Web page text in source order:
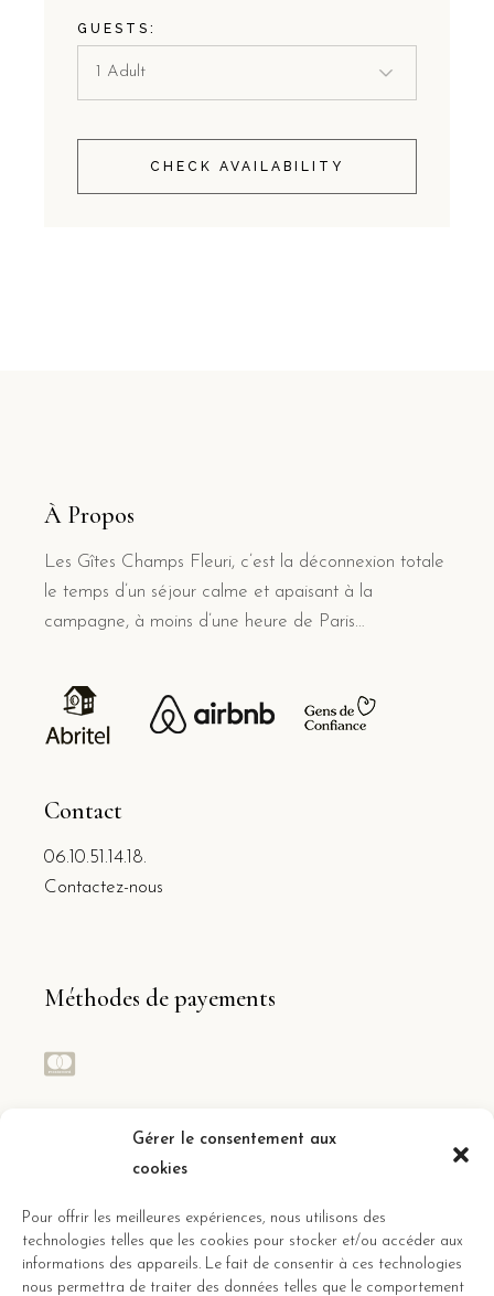
Gérer le consentement aux
cookies
Pour offrir les meilleures expériences, nous utilisons des
technologies telles que les cookies pour stocker et/ou accéder aux
informations des appareils. Le fait de consentir à ces technologies
nous permettra de traiter des données telles que le comportement
GUESTS:
CHECK AVAILABILITY
À Propos
Les Gîtes Champs Fleuri, c’est la déconnexion totale
le temps d’un séjour calme et apaisant à la
campagne, à moins d’une heure de Paris…
Contact
06.10.51.14.18.
Contactez-nous
Méthodes de payements
Réseaux sociaux